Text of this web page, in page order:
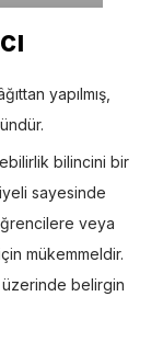
yapılmış,
bilincini bir
sayesinde
veya
mükemmeldir.
üzerinde belirgin